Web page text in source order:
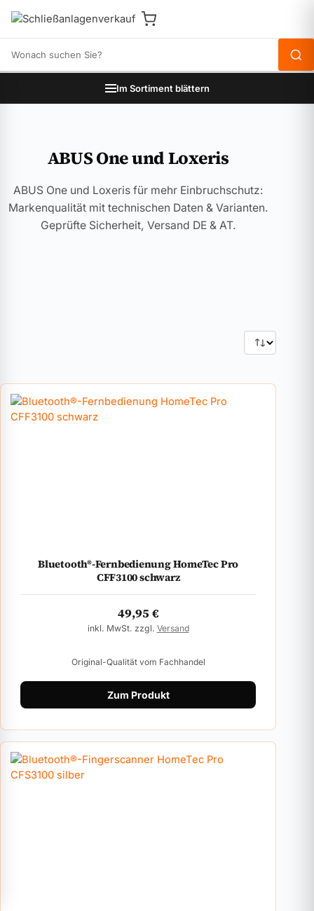
Im Sortiment blättern
ABUS One und Loxeris
ABUS One und Loxeris für mehr Einbruchschutz:
Markenqualität mit technischen Daten & Varianten.
Geprüfte Sicherheit, Versand DE & AT.
Bluetooth®-Fernbedienung HomeTec Pro
CFF3100 schwarz
49,95 €
inkl. MwSt. zzgl. Versand
Original-Qualität vom Fachhandel
Zum Produkt